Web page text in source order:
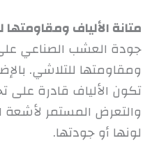
متانة الألياف
جودة العشب الصناعي على
ومقاومتها للتلاشي.
تكون الألياف قادرة على
والتعرض المستمر
لونها أو جودتها.